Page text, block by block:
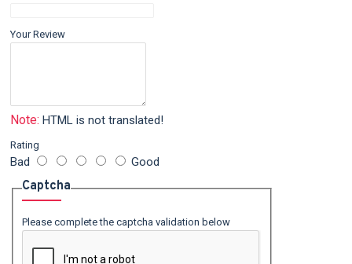
Your Review
Note: HTML is not translated!
Rating
Bad Good
Captcha
Please complete the captcha validation below